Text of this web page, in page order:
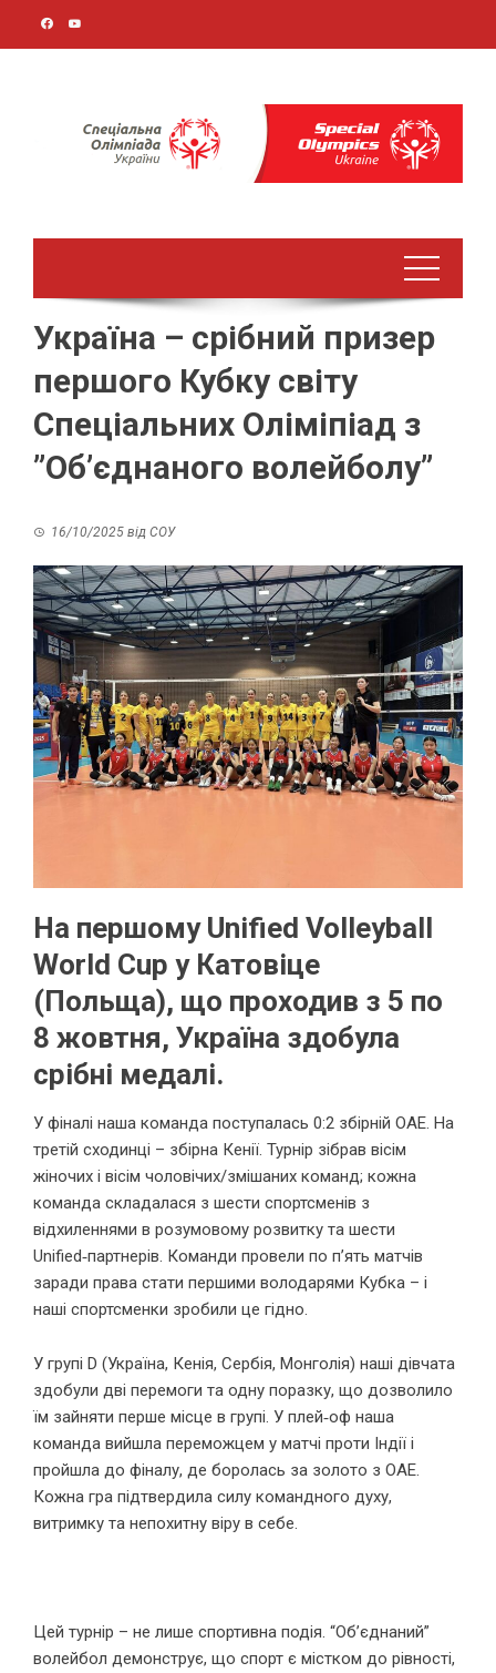
Україна – срібний призер
першого Кубку світу
Спеціальних Оліміпіад з
”Об’єднаного волейболу”
16/10/2025 від СОУ
На першому Unified Volleyball
World Cup у Катовіце
(Польща), що проходив з 5 по
8 жовтня, Україна здобула
срібні медалі.
У фіналі наша команда поступалась 0:2 збірній ОАЕ. На
третій сходинці – збірна Кенії. Турнір зібрав вісім
жіночих і вісім чоловічих/змішаних команд; кожна
команда складалася з шести спортсменів з
відхиленнями в розумовому розвитку та шести
Unified‑партнерів. Команди провели по п’ять матчів
заради права стати першими володарями Кубка – і
наші спортсменки зробили це гідно.
У групі D (Україна, Кенія, Сербія, Монголія) наші дівчата
здобули дві перемоги та одну поразку, що дозволило
їм зайняти перше місце в групі. У плей‑оф наша
команда вийшла переможцем у матчі проти Індії і
пройшла до фіналу, де боролась за золото з ОАЕ.
Кожна гра підтвердила силу командного духу,
витримку та непохитну віру в себе.
Цей турнір – не лише спортивна подія. “Об’єднаний”
волейбол демонструє, що спорт є містком до рівності,